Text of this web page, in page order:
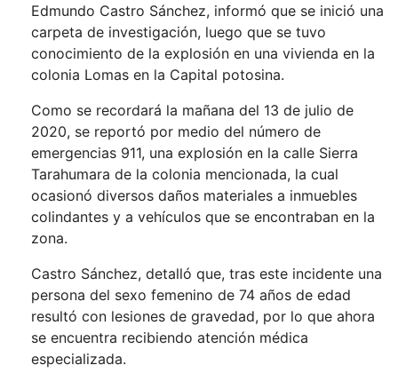
Edmundo Castro Sánchez, informó que se inició una
carpeta de investigación, luego que se tuvo
conocimiento de la explosión en una vivienda en la
colonia Lomas en la Capital potosina.
Como se recordará la mañana del 13 de julio de
2020, se reportó por medio del número de
emergencias 911, una explosión en la calle Sierra
Tarahumara de la colonia mencionada, la cual
ocasionó diversos daños materiales a inmuebles
colindantes y a vehículos que se encontraban en la
zona.
Castro Sánchez, detalló que, tras este incidente una
persona del sexo femenino de 74 años de edad
resultó con lesiones de gravedad, por lo que ahora
se encuentra recibiendo atención médica
especializada.